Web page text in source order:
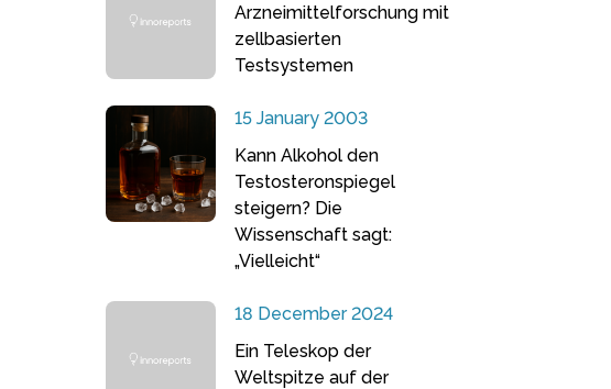
Arzneimittelforschung mit
zellbasierten
Testsystemen
15 January 2003
Kann Alkohol den
Testosteronspiegel
steigern? Die
Wissenschaft sagt:
„Vielleicht“
18 December 2024
Ein Teleskop der
Weltspitze auf der